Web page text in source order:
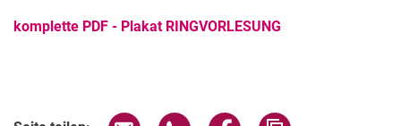
komplette PDF - Plakat RINGVORLESUNG